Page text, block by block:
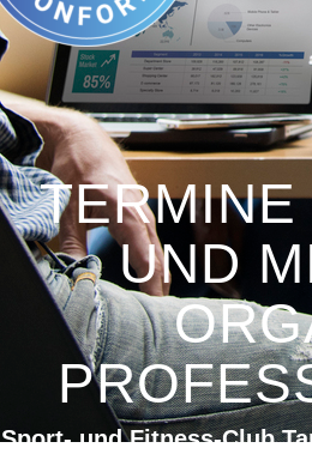
TERMINE
UND
Sport- und Fitness-Club